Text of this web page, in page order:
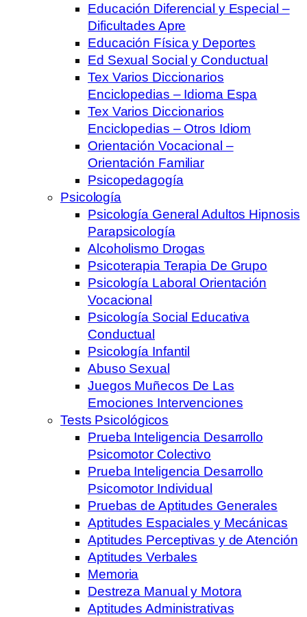
Educación Diferencial y Especial –
Dificultades Apre
Educación Física y Deportes
Ed Sexual Social y Conductual
Tex Varios Diccionarios
Enciclopedias – Idioma Espa
Tex Varios Diccionarios
Enciclopedias – Otros Idiom
Orientación Vocacional –
Orientación Familiar
Psicopedagogía
Psicología
Psicología General Adultos Hipnosis
Parapsicología
Alcoholismo Drogas
Psicoterapia Terapia De Grupo
Psicología Laboral Orientación
Vocacional
Psicología Social Educativa
Conductual
Psicología Infantil
Abuso Sexual
Juegos Muñecos De Las
Emociones Intervenciones
Tests Psicológicos
Prueba Inteligencia Desarrollo
Psicomotor Colectivo
Prueba Inteligencia Desarrollo
Psicomotor Individual
Pruebas de Aptitudes Generales
Aptitudes Espaciales y Mecánicas
Aptitudes Perceptivas y de Atención
Aptitudes Verbales
Memoria
Destreza Manual y Motora
Aptitudes Administrativas